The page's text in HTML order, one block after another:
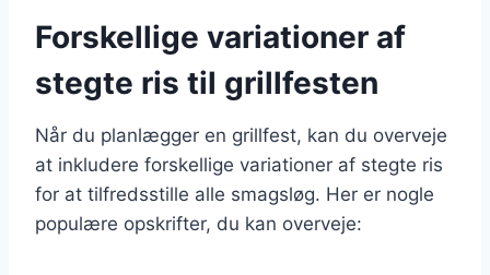
Forskellige variationer af
stegte ris til grillfesten
Når du planlægger en grillfest, kan du overveje
at inkludere forskellige variationer af stegte ris
for at tilfredsstille alle smagsløg. Her er nogle
populære opskrifter, du kan overveje: